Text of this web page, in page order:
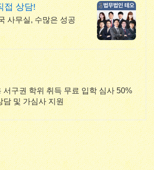
접 상담!
사무실, 수많은 성공
구권 학위 취득 무료 입학 심사 50%
담 및 가심사 지원